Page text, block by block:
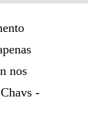
nos
-